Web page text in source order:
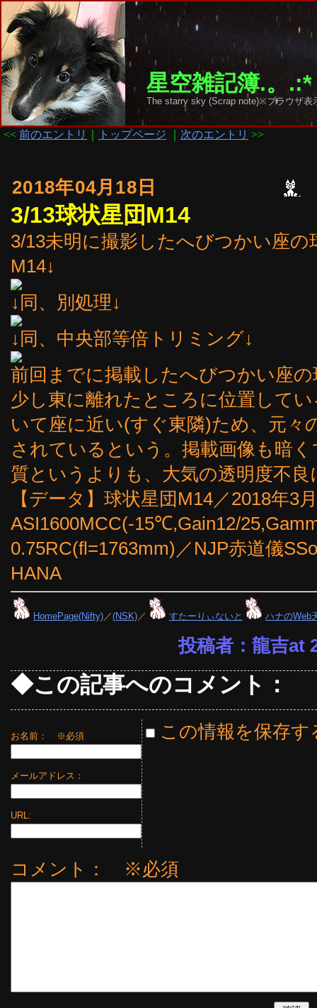
星空雑記簿.。
The starry sky (Scrap note)※ブラウザ
<< 前のエントリ トップページ 次のエントリ >>
2018年04月18日
3/13球状星団M14
3/13未明に撮影したへびつかい座
M14↓
↓同、別処理↓
↓同、中央部等倍トリミング↓
前回までに掲載したへびつかい座
少し東に離れたところに位置して
いて座に近い(すぐ東隣)ため、元々
されているという。掲載画像も暗
質というよりも、大気の透明度不
【データ】球状星団M14／2018年3
ASI1600MCC(-15℃,Gain12/
0.75RC(fl=1763mm)／NJP赤道儀
HANA
HomePage(Nifty)／(NSK)／ すたーりぃないと ハナのWeb
投稿者：龍吉at
◆この記事へのコメント：
お名前： ※必須
メールアドレス：
URL:
この情報を保存す
コメント： ※必須